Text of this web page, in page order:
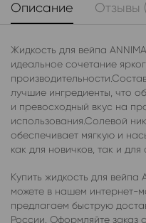
Описание Отзывы
Жидкость для вейпа
идеальное сочетание
лучшие ингредиенты, что
и превосходный вкус на
использования.Солевой
обеспечивает мягкую и
как для новичков, так и
Купить жидкость для вейпа
можете в нашем интернет-
предлагаем быструю
России. Оформляйте заказ